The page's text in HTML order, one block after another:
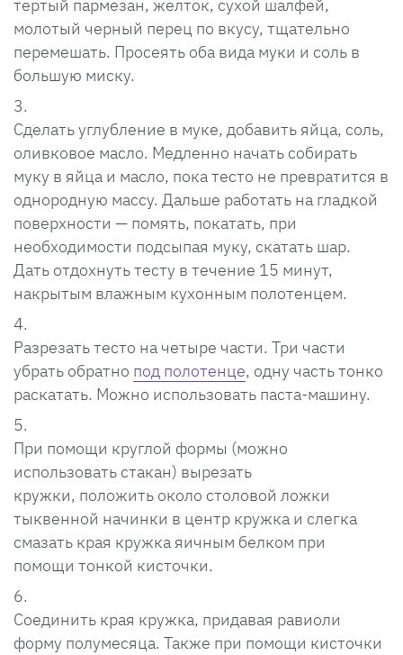
тертый пармезан, желток, сухой шалфей,
молотый черный перец по вкусу, тщательно
перемешать. Просеять оба вида муки и соль в
большую миску.
Сделать углубление в муке, добавить яйца, соль,
оливковое масло. Медленно начать собирать
муку в яйца и масло, пока тесто не превратится в
однородную массу. Дальше работать на гладкой
поверхности — помять, покатать, при
необходимости подсыпая муку, скатать шар.
Дать отдохнуть тесту в течение 15 минут,
накрытым влажным кухонным полотенцем.
Разрезать тесто на четыре части. Три части
убрать обратно под полотенце, одну часть тонко
раскатать. Можно использовать паста-машину.
При помощи круглой формы (можно
использовать стакан) вырезать
кружки, положить около столовой ложки
тыквенной начинки в центр кружка и слегка
смазать края кружка яичным белком при
помощи тонкой кисточки.
Соединить края кружка, придавая равиоли
форму полумесяца. Также при помощи кисточки